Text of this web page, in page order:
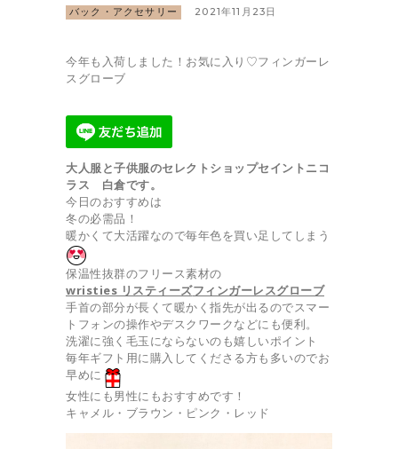
バック・アクセサリー 2021年11月23日
今年も入荷しました！お気に入り♡フィンガーレ
スグローブ
大人服と子供服のセレクトショップセイントニコ
ラス 白倉です。
今日のおすすめは
冬の必需品！
暖かくて大活躍なので毎年色を買い足してしまう
保温性抜群のフリース素材の
wristies リスティーズフィンガーレスグローブ
手首の部分が長くて暖かく指先が出るのでスマー
トフォンの操作やデスクワークなどにも便利。
洗濯に強く毛玉にならないのも嬉しいポイント
毎年ギフト用に購入してくださる方も多いのでお
早めに
女性にも男性にもおすすめです！
キャメル・ブラウン・ピンク・レッド